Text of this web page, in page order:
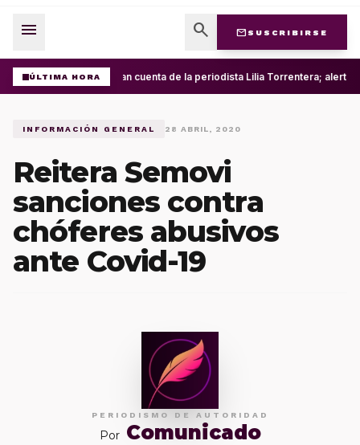
menu search mail SUSCRIBIRSE
ÚLTIMA HORARoban cuenta de la periodista Lilia Torrentera; alerta
INFORMACIÓN GENERAL 28 ABRIL, 2020
Reitera Semovi
sanciones contra
chóferes abusivos
ante Covid-19
PERIODISMO DE AUTORIDAD
Por Comunicado